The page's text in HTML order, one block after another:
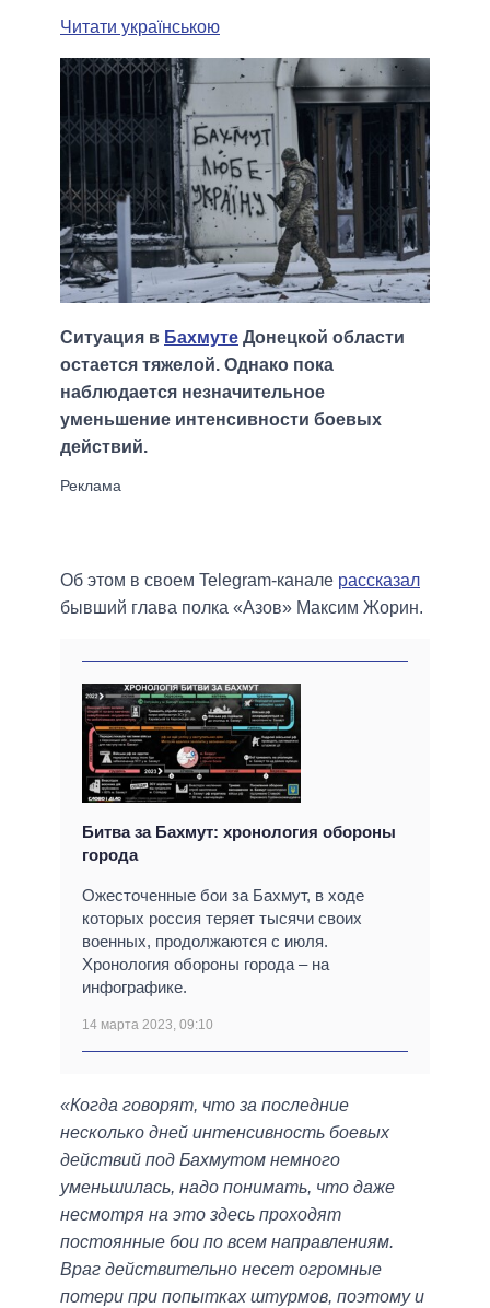
Читати українською
Ситуация в Бахмуте Донецкой области
остается тяжелой. Однако пока
наблюдается незначительное
уменьшение интенсивности боевых
действий.
Об этом в своем Telegram-канале рассказал
бывший глава полка «Азов» Максим Жорин.
Битва за Бахмут: хронология обороны
города
Ожесточенные бои за Бахмут, в ходе
которых россия теряет тысячи своих
военных, продолжаются с июля.
Хронология обороны города – на
инфографике.
14 марта 2023, 09:10
«Когда говорят, что за последние
несколько дней интенсивность боевых
действий под Бахмутом немного
уменьшилась, надо понимать, что даже
несмотря на это здесь проходят
постоянные бои по всем направлениям.
Враг действительно несет огромные
потери при попытках штурмов, поэтому и